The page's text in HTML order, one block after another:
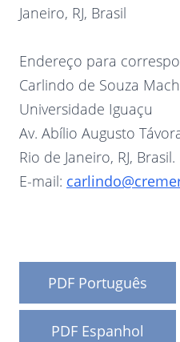
Janeiro, RJ, Brasil
Endereço para
Carlindo de Souza
Universidade Iguaçu
Av. Abílio Augusto
Rio de Janeiro, RJ,
E-mail:
PDF Português
PDF Espanhol